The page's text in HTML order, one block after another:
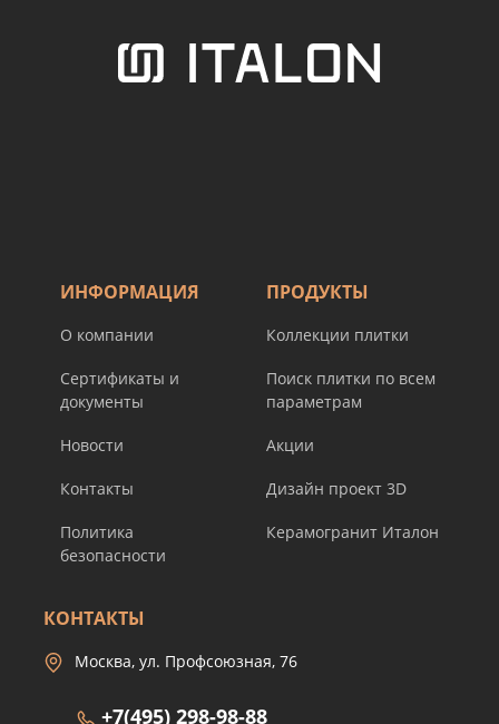
ИНФОРМАЦИЯ
О компании
Сертификаты и
документы
Новости
Контакты
Политика
безопасности
ПРОДУКТЫ
Коллекции плитки
Поиск плитки по всем
параметрам
Акции
Дизайн проект 3D
Керамогранит Италон
КОНТАКТЫ
Москва, ул. Профсоюзная, 76
+7(495) 298-98-88